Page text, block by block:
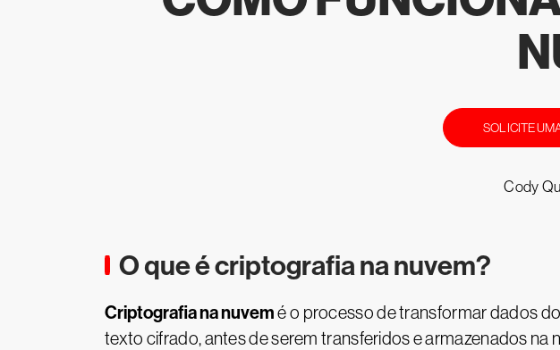
SOLICITE
Cody
O que é criptografia na nuvem?
Criptografia na nuvemé o processo de transformar dados
texto cifrado, antes de serem transferidos e armazenados na